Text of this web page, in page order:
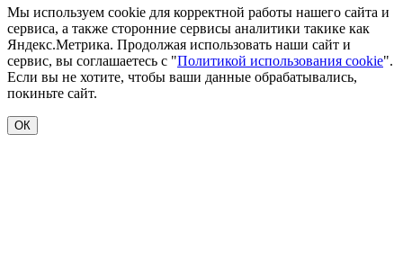
Мы используем cookie для корректной работы нашего сайта и
сервиса, а также сторонние сервисы аналитики такике как
Яндекс.Метрика. Продолжая использовать наши сайт и
сервис, вы соглашаетесь с "Политикой использования cookie".
Если вы не хотите, чтобы ваши данные обрабатывались,
покиньте сайт.
ОК